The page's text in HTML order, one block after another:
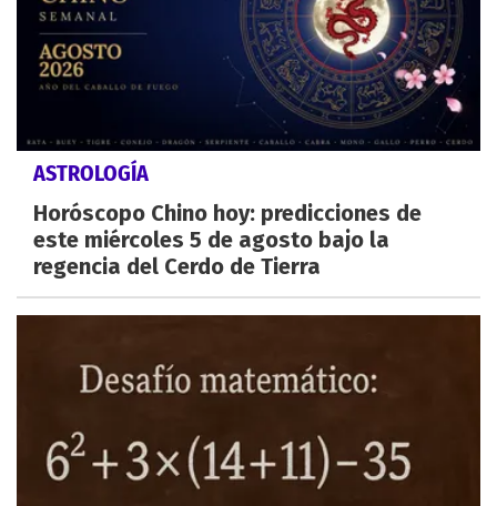
ASTROLOGÍA
Horóscopo Chino hoy: predicciones de
este miércoles 5 de agosto bajo la
regencia del Cerdo de Tierra